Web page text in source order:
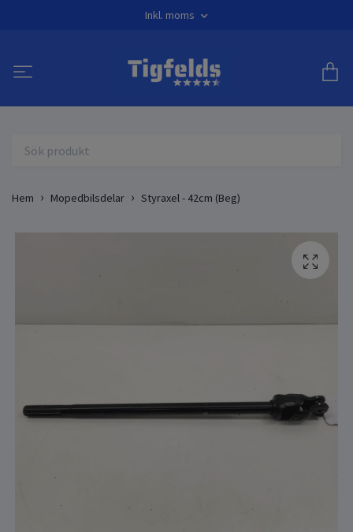
Inkl. moms
Hem Mopedbilsdelar Styraxel - 42cm (Beg)